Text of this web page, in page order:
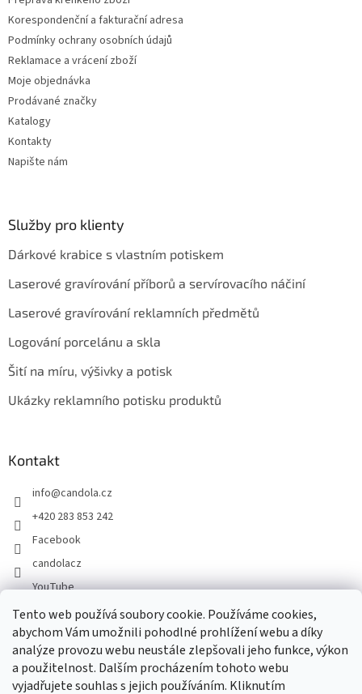
Tento web používá soubory cookie. Používáme cookies,
abychom Vám umožnili pohodlné prohlížení webu a díky
analýze provozu webu neustále zlepšovali jeho funkce, výkon
a použitelnost. Dalším procházením tohoto webu
vyjadřujete souhlas s jejich používáním. Kliknutím
Korespondenční a fakturační adresa
Podmínky ochrany osobních údajů
Reklamace a vrácení zboží
Moje objednávka
Prodávané značky
Katalogy
Kontakty
Napište nám
Služby pro klienty
Dárkové krabice s vlastním potiskem
Laserové gravírování příborů a servírovacího náčiní
Laserové gravírování reklamních předmětů
Logování porcelánu a skla
Šití na míru, výšivky a potisk
Ukázky reklamního potisku produktů
Kontakt
info@candola.cz
+420 283 853 242
Facebook
candolacz
YouTube
Přijímáme online platby